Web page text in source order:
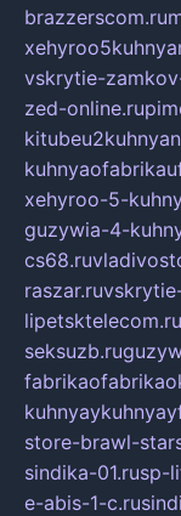
brazzerscom.ru
vskrytie-
zed-online.ru
xehyroo-5-
guzywia-4-
cs68.ru
raszar.ru
lipetsktelecom.ru
seksuzb.ru
store-brawl-
sindika-01.rusp-
e-abis-1-c.ru